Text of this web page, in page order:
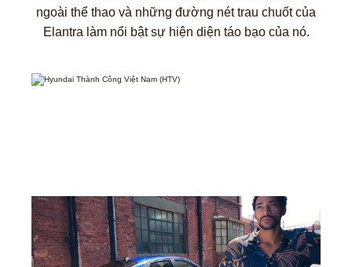
ngoài thể thao và những đường nét trau chuốt của
Elantra làm nổi bật sự hiện diện táo bạo của nó.